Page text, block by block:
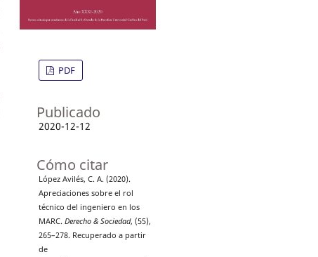
PDF
Publicado
2020-12-12
Cómo citar
López Avilés, C. A. (2020).
Apreciaciones sobre el rol
técnico del ingeniero en los
MARC. Derecho & Sociedad, (55),
265–278. Recuperado a partir
de